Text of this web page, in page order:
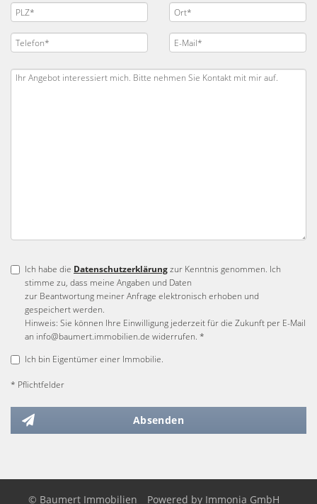
Ich habe die Datenschutzerklärungzur Kenntnis genommen. Ich
stimme zu, dass meine Angaben und Daten
zur Beantwortung meiner Anfrage elektronisch erhoben und
gespeichert werden.
Hinweis: Sie können Ihre Einwilligung jederzeit für die Zukunft per E-Mail
an info@baumert.immobilien.de widerrufen. *
Ich bin Eigentümer einer Immobilie.
* Pflichtfelder
Absenden
© Baumert Immobilien Powered by Immonia GmbH